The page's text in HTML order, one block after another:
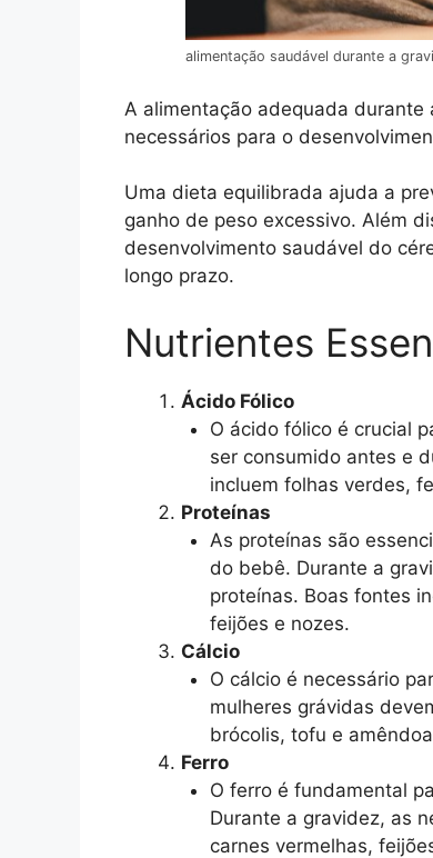
alimentação saudável durante a
A alimentação adequada
necessários para o
Uma dieta equilibrada ajuda a
ganho de peso excessivo. Além
desenvolvimento saudável do
longo prazo.
Nutrientes
Ácido Fólico
O ácido fólico é crucial
ser consumido antes e
incluem folhas verdes,
Proteínas
As proteínas são
do bebê. Durante a
proteínas. Boas fontes
feijões e nozes.
Cálcio
O cálcio é necessário
mulheres grávidas
brócolis, tofu e
Ferro
O ferro é fundamental
Durante a gravidez, as
carnes vermelhas,